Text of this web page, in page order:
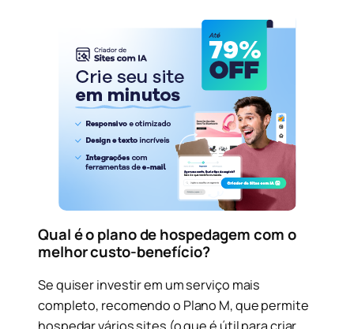
Qual é o plano de hospedagem com o
melhor custo-benefício?
Se quiser investir em um serviço mais
completo, recomendo o Plano M, que permite